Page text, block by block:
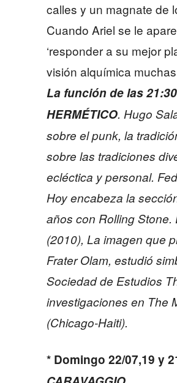
calles y un magnate de
Cuando Ariel se le
‘responder a su mejor
visión alquímica
La función de las
HERMÉTICO. Hugo
sobre el punk, la
sobre las tradiciones
ecléctica y personal.
Hoy encabeza la
años con Rolling
(2010), La imagen que
Frater Olam, estudió
Sociedad de Estudios
investigaciones en The
(Chicago-Haiti).
* Domingo 22/07,19 y